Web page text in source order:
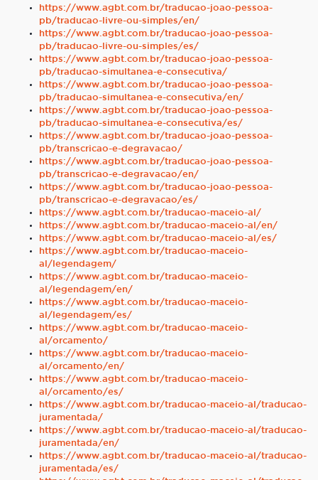
https://www.agbt.com.br/traducao-joao-pessoa-
pb/traducao-livre-ou-simples/en/
https://www.agbt.com.br/traducao-joao-pessoa-
pb/traducao-livre-ou-simples/es/
https://www.agbt.com.br/traducao-joao-pessoa-
pb/traducao-simultanea-e-consecutiva/
https://www.agbt.com.br/traducao-joao-pessoa-
pb/traducao-simultanea-e-consecutiva/en/
https://www.agbt.com.br/traducao-joao-pessoa-
pb/traducao-simultanea-e-consecutiva/es/
https://www.agbt.com.br/traducao-joao-pessoa-
pb/transcricao-e-degravacao/
https://www.agbt.com.br/traducao-joao-pessoa-
pb/transcricao-e-degravacao/en/
https://www.agbt.com.br/traducao-joao-pessoa-
pb/transcricao-e-degravacao/es/
https://www.agbt.com.br/traducao-maceio-al/
https://www.agbt.com.br/traducao-maceio-al/en/
https://www.agbt.com.br/traducao-maceio-al/es/
https://www.agbt.com.br/traducao-maceio-
al/legendagem/
https://www.agbt.com.br/traducao-maceio-
al/legendagem/en/
https://www.agbt.com.br/traducao-maceio-
al/legendagem/es/
https://www.agbt.com.br/traducao-maceio-
al/orcamento/
https://www.agbt.com.br/traducao-maceio-
al/orcamento/en/
https://www.agbt.com.br/traducao-maceio-
al/orcamento/es/
https://www.agbt.com.br/traducao-maceio-al/traducao-
juramentada/
https://www.agbt.com.br/traducao-maceio-al/traducao-
juramentada/en/
https://www.agbt.com.br/traducao-maceio-al/traducao-
juramentada/es/